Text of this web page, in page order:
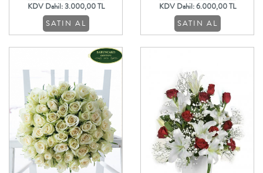
KDV Dahil: 3.000,00 TL
SATIN AL
KDV Dahil: 6.000,00 TL
SATIN AL